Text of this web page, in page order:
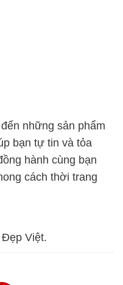
những sản phẩm
bạn tự tin và tỏa
hành cùng bạn
cách thời trang
Việt.